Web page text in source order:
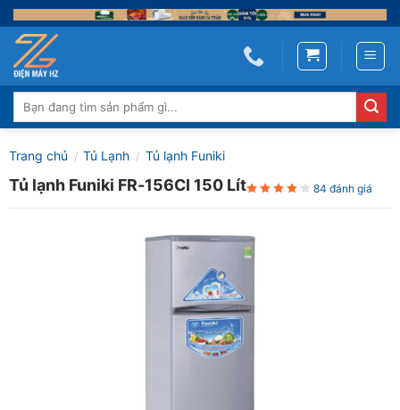
Skip
to
content
Tìm
kiếm:
Trang chủ / Tủ Lạnh / Tủ lạnh Funiki
Tủ lạnh Funiki FR-156CI 150 Lít 84 đánh giá